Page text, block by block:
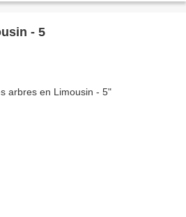
Des arbres en Limousin - 5